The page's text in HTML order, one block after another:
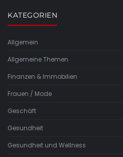
KATEGORIEN
Allgemein
Allgemeine Themen
Finanzen & Immobilien
Frauen / Mode
Geschäft
Gesundheit
Gesundheit und Wellness